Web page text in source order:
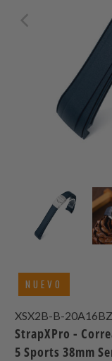
NUEVO
XSX2B-B-
StrapXPro -
5 Sports 38mm